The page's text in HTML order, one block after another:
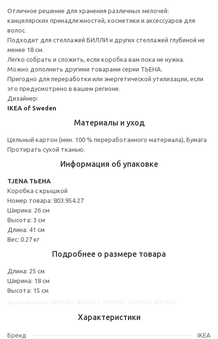
Отличное решение для хранения различных мелочей:
канцелярских принадлежностей, косметики и аксессуаров для
волос.
Подходит для стеллажей БИЛЛИ и других стеллажей глубиной не
менее 18 см.
Легко собрать и сложить, если коробка вам пока не нужна.
Можно дополнить другими товарами серии ТЬЕНА.
Пригодно для переработки или энергетической утилизации, если
это предусмотрено в вашем регионе.
Дизайнер:
IKEA of Sweden
Материалы и уход
Цельный картон (мин. 100 % переработанного материала), Бумага
Протирать сухой тканью.
Информация об упаковке
TJENA ТЬЕНА
Коробка с крышкой
Номер товара: 803.954.27
Ширина: 26 см
Высота: 3 см
Длина: 41 см
Вес: 0.27 кг
Подробнее о размере товара
Длина: 25 см
Ширина: 18 см
Высота: 15 см
Характеристики
Бренд IKEA